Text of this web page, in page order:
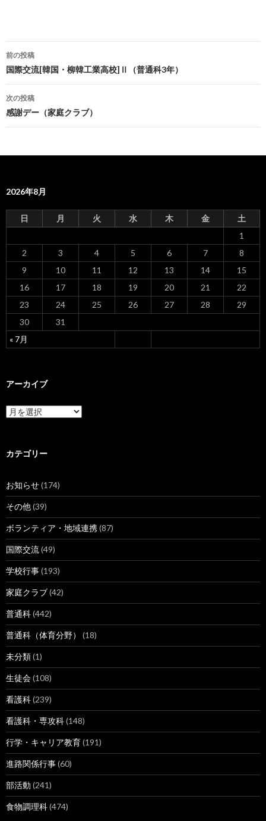
投
稿
ナ
ゲ
シ
ョ
ン
前の投稿
国際交流[韓国・柳韓工業高校]Ⅱ（普通科3年）
次の投稿
感謝デー（家庭クラブ）
2026年8月
日 月 火 水 木 金 土
« 7月
1
2
3 4 5 6 7
8
9
10 11 12 13 14
15
16
17 18 19 20 21
22
23
24 25 26 27 28
29
30
31
アーカイブ
ア
ー
ブ
カテゴリー
お知らせ(174)
その他(39)
ボランティア・地域連携(87)
国際交流(49)
学校行事(193)
家庭クラブ(42)
普通科(442)
普通科（体育分野） (18)
未分類(1)
生徒会(108)
看護科(239)
看護科・専攻科(148)
行学・キャリア教育(191)
進路関係行事(60)
部活動 (241)
食物調理科(474)